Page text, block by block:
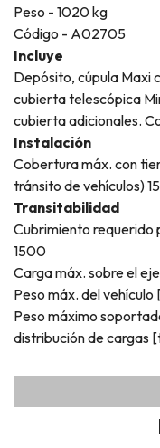
Peso - 1020 kg
Código - A02705
Incluye
Depósito, cúpula Maxi
cubierta telescópica
cubierta adicionales.
Instalación
Cobertura máx. con
tránsito de vehículos)
Transitabilidad
Cubrimiento requerido
1500
Carga máx. sobre el
Peso máx. del
Peso máximo
distribución de cargas